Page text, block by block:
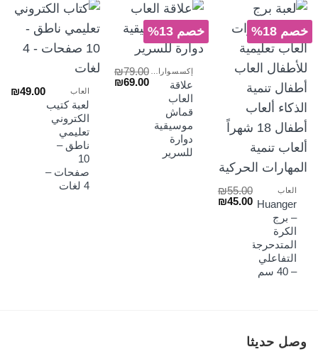
خصم 18%
العاب
Huanger
– برج
الكرة
المتدحرجة
التفاعلي
– 40 سم
₪55.00
السعر₪45.00
خصم 13%
علاقة
العاب
قماش
موسيقية
دوارة
للسرير
₪79.00
السعر₪69.00
الحاليالعاب
لعبة كتيب
الكتروني
تعليمي
ناطق –
10
صفحات –
4 لغات
₪49.00
وصل حديثا